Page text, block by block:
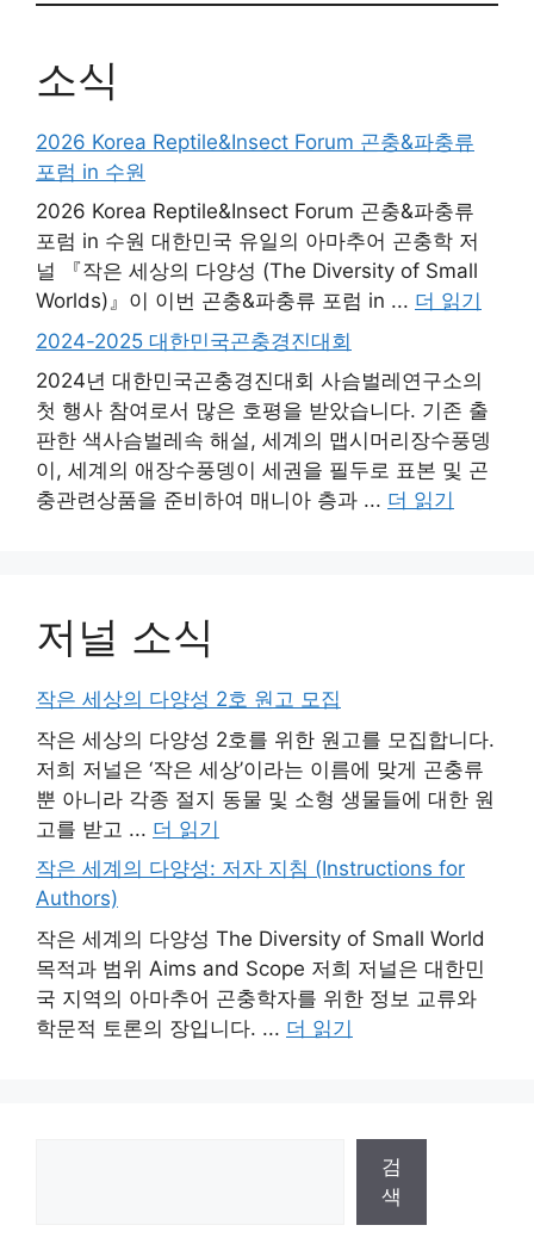
소식
2026 Korea Reptile&Insect Forum 곤충&파충류
포럼 in 수원
2026 Korea Reptile&Insect Forum 곤충&파충류
포럼 in 수원 대한민국 유일의 아마추어 곤충학 저
널 『작은 세상의 다양성 (The Diversity of Small
Worlds)』​이 이번 곤충&파충류 포럼 in ... 더 읽기
2024-2025 대한민국곤충경진대회
2024년 대한민국곤충경진대회 사슴벌레연구소의
첫 행사 참여로서 많은 호평을 받았습니다. 기존 출
판한 색사슴벌레속 해설, 세계의 맵시머리장수풍뎅
이, 세계의 애장수풍뎅이 세권을 필두로 표본 및 곤
충관련상품을 준비하여 매니아 층과 ... 더 읽기
저널 소식
작은 세상의 다양성 2호 원고 모집
작은 세상의 다양성 2호를 위한 원고를 모집합니다.
저희 저널은 ‘작은 세상’이라는 이름에 맞게 곤충류
뿐 아니라 각종 절지 동물 및 소형 생물들에 대한 원
고를 받고 ... 더 읽기
작은 세계의 다양성: 저자 지침 (Instructions for
Authors)
작은 세계의 다양성 The Diversity of Small World
목적과 범위 Aims and Scope 저희 저널은 대한민
국 지역의 아마추어 곤충학자를 위한 정보 교류와
학문적 토론의 장입니다. ... 더 읽기
검
색